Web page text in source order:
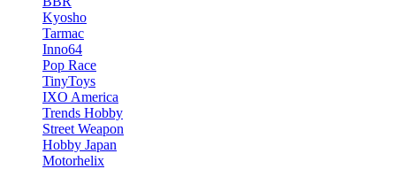
Kyosho
Tarmac
Inno64
Pop Race
TinyToys
IXO America
Trends Hobby
Street Weapon
Hobby Japan
Motorhelix